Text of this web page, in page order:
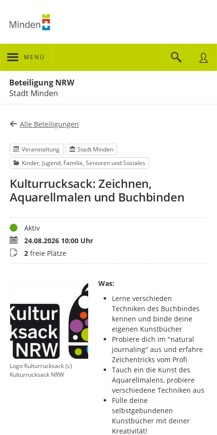
MENÜ
Beteiligung NRW
Stadt Minden
Alle Beteiligungen
Veranstaltung
Stadt Minden
Kinder, Jugend, Familie, Senioren und Soziales
Kulturrucksack: Zeichnen,
Aquarellmalen und Buchbinden
StatusAktiv
Termin24.08.2026 10:00 Uhr
Buchungsstatus
2 freie Plätze
Logo Kulturrucksack (c)
Kulturrucksack NRW
Was:
Lerne verschieden
Techniken des Buchbindes
kennen und binde deine
eigenen Kunstbücher
Probiere dich im "natural
journaling" aus und erfahre
Zeichentricks vom Profi
Tauch ein die Kunst des
Aquarellmalens, probiere
verschiedene Techniken aus
Fülle deine
selbstgebundenen
Kunstbücher mit deiner
Kreativität!